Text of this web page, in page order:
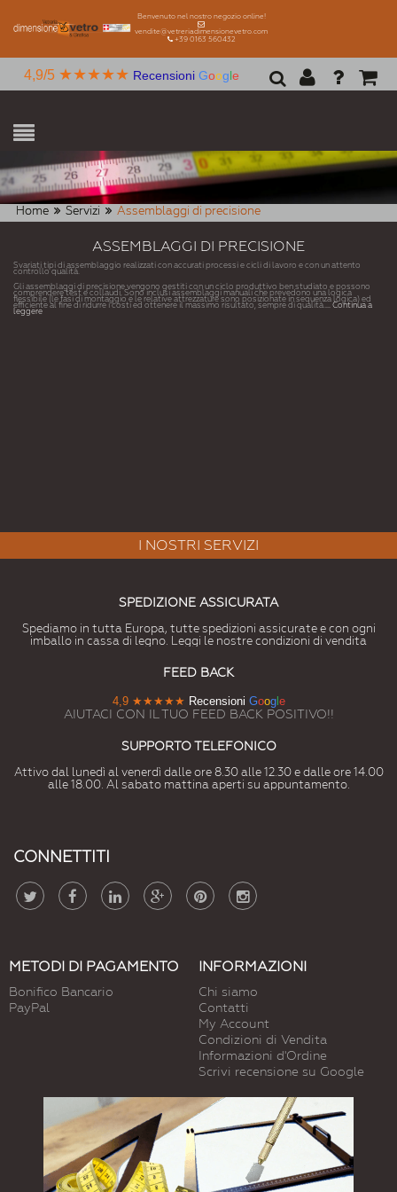
Benvenuto nel nostro negozio online!
vendite@vetreriadimensionevetro.com
+39 0163 560432
4,9/5 ★★★★★ Recensioni Google
Home Servizi Assemblaggi di precisione
ASSEMBLAGGI DI PRECISIONE
Svariati tipi di assemblaggio realizzati con accurati processi e cicli di lavoro e con un attento
controllo qualità.
Gli assemblaggi di precisione vengono gestiti con un ciclo produttivo ben studiato e possono
comprendere test e collaudi. Sono inclusi assemblaggi manuali che prevedono una logica
flessibile (le fasi di montaggio e le relative attrezzature sono posizionate in sequenza logica) ed
efficiente al fine di ridurre i costi ed ottenere il massimo risultato, sempre di qualità. ... Continua a
leggere
I NOSTRI SERVIZI
SPEDIZIONE ASSICURATA
Spediamo in tutta Europa, tutte spedizioni assicurate e con ogni
imballo in cassa di legno. Leggi le nostre condizioni di vendita
FEED BACK
4,9 ★★★★★ Recensioni Google
AIUTACI CON IL TUO FEED BACK POSITIVO!!
SUPPORTO TELEFONICO
Attivo dal lunedì al venerdì dalle ore 8.30 alle 12.30 e dalle ore 14.00
alle 18.00. Al sabato mattina aperti su appuntamento.
CONNETTITI
METODI DI PAGAMENTO
Bonifico Bancario
PayPal
INFORMAZIONI
Chi siamo
Contatti
My Account
Condizioni di Vendita
Informazioni d'Ordine
Scrivi recensione su Google